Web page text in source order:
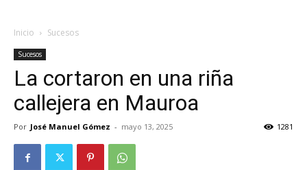
Inicio Sucesos
Sucesos
La cortaron en una riña
callejera en Mauroa
Por José Manuel Gómez - mayo 13, 2025 1281